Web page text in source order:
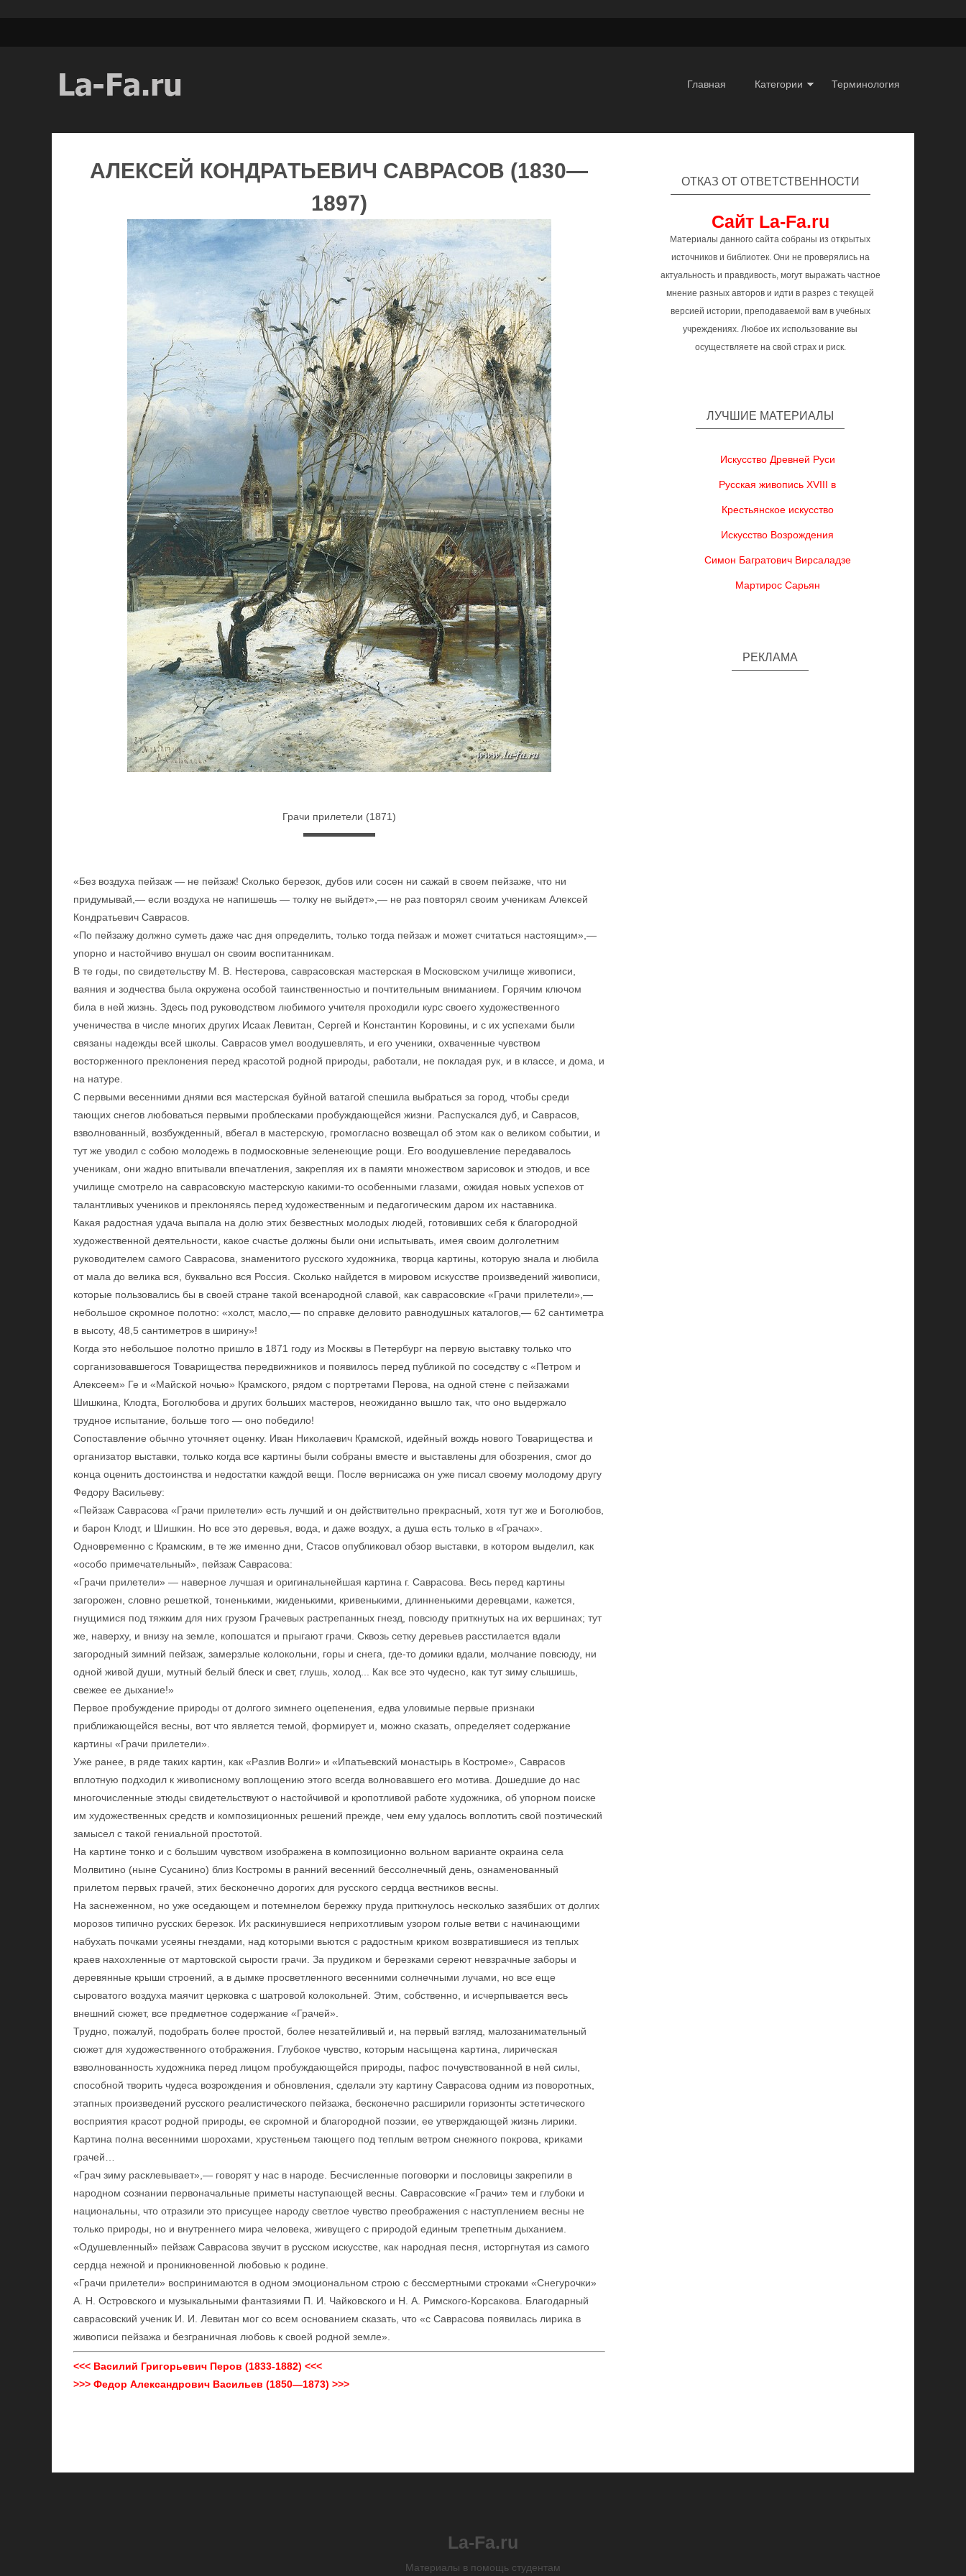
Главная Категории Терминология
АЛЕКСЕЙ КОНДРАТЬЕВИЧ САВРАСОВ (1830—
1897)
Грачи прилетели (1871)
«Без воздуха пейзаж — не пейзаж! Сколько березок, дубов или сосен ни сажай в своем пейзаже, что ни
придумывай,— если воздуха не напишешь — толку не выйдет»,— не раз повторял своим ученикам Алексей
Кондратьевич Саврасов.
«По пейзажу должно суметь даже час дня определить, только тогда пейзаж и может считаться настоящим»,—
упорно и настойчиво внушал он своим воспитанникам.
В те годы, по свидетельству М. В. Нестерова, саврасовская мастерская в Московском училище живописи,
ваяния и зодчества была окружена особой таинственностью и почтительным вниманием. Горячим ключом
била в ней жизнь. Здесь под руководством любимого учителя проходили курс своего художественного
ученичества в числе многих других Исаак Левитан, Сергей и Константин Коровины, и с их успехами были
связаны надежды всей школы. Саврасов умел воодушевлять, и его ученики, охваченные чувством
восторженного преклонения перед красотой родной природы, работали, не покладая рук, и в классе, и дома, и
на натуре.
С первыми весенними днями вся мастерская буйной ватагой спешила выбраться за город, чтобы среди
тающих снегов любоваться первыми проблесками пробуждающейся жизни. Распускался дуб, и Саврасов,
взволнованный, возбужденный, вбегал в мастерскую, громогласно возвещал об этом как о великом событии, и
тут же уводил с собою молодежь в подмосковные зеленеющие рощи. Его воодушевление передавалось
ученикам, они жадно впитывали впечатления, закрепляя их в памяти множеством зарисовок и этюдов, и все
училище смотрело на саврасовскую мастерскую какими-то особенными глазами, ожидая новых успехов от
талантливых учеников и преклоняясь перед художественным и педагогическим даром их наставника.
Какая радостная удача выпала на долю этих безвестных молодых людей, готовивших себя к благородной
художественной деятельности, какое счастье должны были они испытывать, имея своим долголетним
руководителем самого Саврасова, знаменитого русского художника, творца картины, которую знала и любила
от мала до велика вся, буквально вся Россия. Сколько найдется в мировом искусстве произведений живописи,
которые пользовались бы в своей стране такой всенародной славой, как саврасовские «Грачи прилетели»,—
небольшое скромное полотно: «холст, масло,— по справке деловито равнодушных каталогов,— 62 сантиметра
в высоту, 48,5 сантиметров в ширину»!
Когда это небольшое полотно пришло в 1871 году из Москвы в Петербург на первую выставку только что
сорганизовавшегося Товарищества передвижников и появилось перед публикой по соседству с «Петром и
Алексеем» Ге и «Майской ночью» Крамского, рядом с портретами Перова, на одной стене с пейзажами
Шишкина, Клодта, Боголюбова и других больших мастеров, неожиданно вышло так, что оно выдержало
трудное испытание, больше того — оно победило!
Сопоставление обычно уточняет оценку. Иван Николаевич Крамской, идейный вождь нового Товарищества и
организатор выставки, только когда все картины были собраны вместе и выставлены для обозрения, смог до
конца оценить достоинства и недостатки каждой вещи. После вернисажа он уже писал своему молодому другу
Федору Васильеву:
«Пейзаж Саврасова «Грачи прилетели» есть лучший и он действительно прекрасный, хотя тут же и Боголюбов,
и барон Клодт, и Шишкин. Но все это деревья, вода, и даже воздух, а душа есть только в «Грачах».
Одновременно с Крамским, в те же именно дни, Стасов опубликовал обзор выставки, в котором выделил, как
«особо примечательный», пейзаж Саврасова:
«Грачи прилетели» — наверное лучшая и оригинальнейшая картина г. Саврасова. Весь перед картины
загорожен, словно решеткой, тоненькими, жиденькими, кривенькими, длинненькими деревцами, кажется,
гнущимися под тяжким для них грузом Грачевых растрепанных гнезд, повсюду приткнутых на их вершинах; тут
же, наверху, и внизу на земле, копошатся и прыгают грачи. Сквозь сетку деревьев расстилается вдали
загородный зимний пейзаж, замерзлые колокольни, горы и снега, где-то домики вдали, молчание повсюду, ни
одной живой души, мутный белый блеск и свет, глушь, холод... Как все это чудесно, как тут зиму слышишь,
свежее ее дыхание!»
Первое пробуждение природы от долгого зимнего оцепенения, едва уловимые первые признаки
приближающейся весны, вот что является темой, формирует и, можно сказать, определяет содержание
картины «Грачи прилетели».
Уже ранее, в ряде таких картин, как «Разлив Волги» и «Ипатьевский монастырь в Костроме», Саврасов
вплотную подходил к живописному воплощению этого всегда волновавшего его мотива. Дошедшие до нас
многочисленные этюды свидетельствуют о настойчивой и кропотливой работе художника, об упорном поиске
им художественных средств и композиционных решений прежде, чем ему удалось воплотить свой поэтический
замысел с такой гениальной простотой.
На картине тонко и с большим чувством изображена в композиционно вольном варианте окраина села
Молвитино (ныне Сусанино) близ Костромы в ранний весенний бессолнечный день, ознаменованный
прилетом первых грачей, этих бесконечно дорогих для русского сердца вестников весны.
На заснеженном, но уже оседающем и потемнелом бережку пруда приткнулось несколько зазябших от долгих
морозов типично русских березок. Их раскинувшиеся неприхотливым узором голые ветви с начинающими
набухать почками усеяны гнездами, над которыми вьются с радостным криком возвратившиеся из теплых
краев нахохленные от мартовской сырости грачи. За прудиком и березками сереют невзрачные заборы и
деревянные крыши строений, а в дымке просветленного весенними солнечными лучами, но все еще
сыроватого воздуха маячит церковка с шатровой колокольней. Этим, собственно, и исчерпывается весь
внешний сюжет, все предметное содержание «Грачей».
Трудно, пожалуй, подобрать более простой, более незатейливый и, на первый взгляд, малозанимательный
сюжет для художественного отображения. Глубокое чувство, которым насыщена картина, лирическая
взволнованность художника перед лицом пробуждающейся природы, пафос почувствованной в ней силы,
способной творить чудеса возрождения и обновления, сделали эту картину Саврасова одним из поворотных,
этапных произведений русского реалистического пейзажа, бесконечно расширили горизонты эстетического
восприятия красот родной природы, ее скромной и благородной поэзии, ее утверждающей жизнь лирики.
Картина полна весенними шорохами, хрустеньем тающего под теплым ветром снежного покрова, криками
грачей…
«Грач зиму расклевывает»,— говорят у нас в народе. Бесчисленные поговорки и пословицы закрепили в
народном сознании первоначальные приметы наступающей весны. Саврасовские «Грачи» тем и глубоки и
национальны, что отразили это присущее народу светлое чувство преображения с наступлением весны не
только природы, но и внутреннего мира человека, живущего с природой единым трепетным дыханием.
«Одушевленный» пейзаж Саврасова звучит в русском искусстве, как народная песня, исторгнутая из самого
сердца нежной и проникновенной любовью к родине.
«Грачи прилетели» воспринимаются в одном эмоциональном строю с бессмертными строками «Снегурочки»
А. Н. Островского и музыкальными фантазиями П. И. Чайковского и Н. А. Римского-Корсакова. Благодарный
саврасовский ученик И. И. Левитан мог со всем основанием сказать, что «с Саврасова появилась лирика в
живописи пейзажа и безграничная любовь к своей родной земле».
<<< Василий Григорьевич Перов (1833-1882) <<<
>>> Федор Александрович Васильев (1850—1873) >>>
ОТКАЗ ОТ ОТВЕТСТВЕННОСТИ
Сайт La-Fa.ru
Материалы данного сайта собраны из открытых
источников и библиотек. Они не проверялись на
актуальность и правдивость, могут выражать частное
мнение разных авторов и идти в разрез с текущей
версией истории, преподаваемой вам в учебных
учреждениях. Любое их использование вы
осуществляете на свой страх и риск.
ЛУЧШИЕ МАТЕРИАЛЫ
Искусство Древней Руси
Русская живопись XVIII в
Крестьянское искусство
Искусство Возрождения
Симон Багратович Вирсаладзе
Мартирос Сарьян
РЕКЛАМА
La-Fa.ru
Материалы в помощь студентам